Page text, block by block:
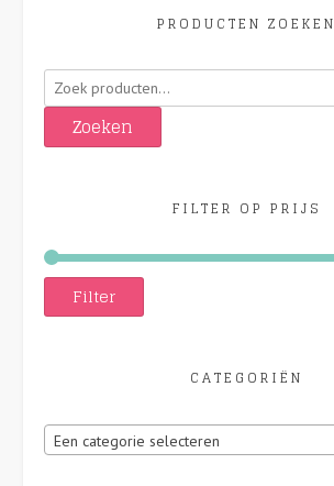
PRODUCTEN ZOEKEN
Zoeken
naar:
Zoeken
FILTER OP PRIJS
Filter
CATEGORIËN
Een categorie selecteren